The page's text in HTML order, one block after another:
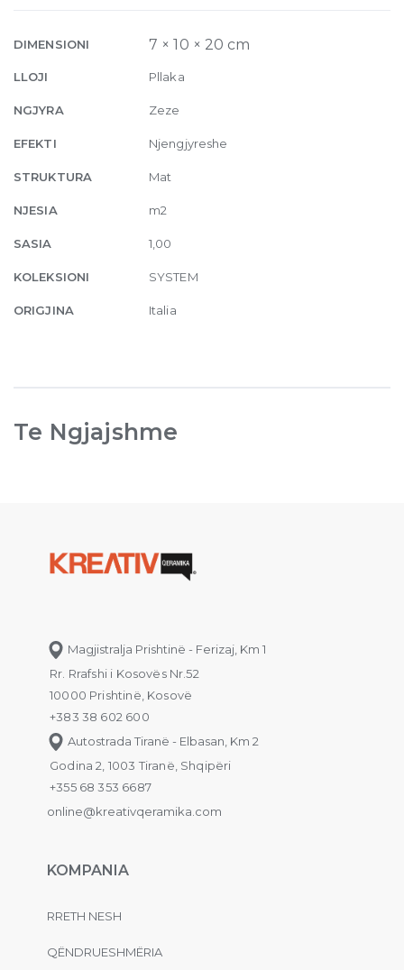
7mm
x
20
quantity
DIMENSIONI 7 × 10 × 20 cm
LLOJI Pllaka
NGJYRA Zeze
EFEKTI Njengjyreshe
STRUKTURA Mat
NJESIA m2
SASIA 1,00
KOLEKSIONI SYSTEM
ORIGJINA Italia
Te Ngjajshme
Magjistralja Prishtinë - Ferizaj, Km 1
Rr. Rrafshi i Kosovës Nr.52
10000 Prishtinë, Kosovë
+383 38 602 600
Autostrada Tiranë - Elbasan, Km 2
Godina 2, 1003 Tiranë, Shqipëri
+355 68 353 6687
online@kreativqeramika.com
KOMPANIA
RRETH NESH
QËNDRUESHMËRIA